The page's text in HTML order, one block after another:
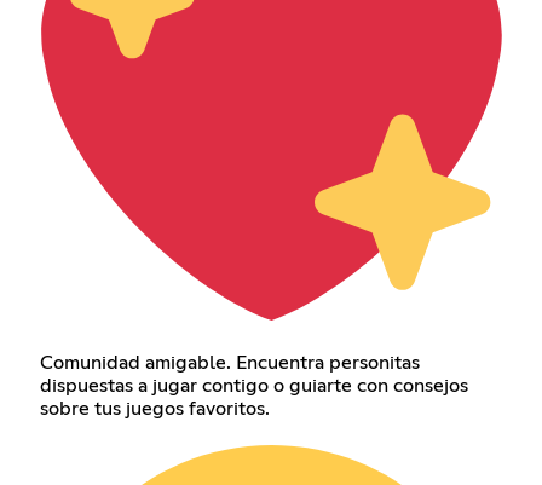
Comunidad amigable. Encuentra personitas
dispuestas a jugar contigo o guiarte con consejos
sobre tus juegos favoritos.